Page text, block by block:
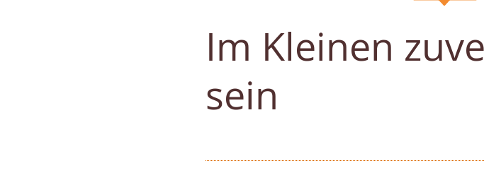
Im Kleinen
sein